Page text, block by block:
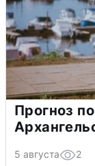
Прогноз
5 августа 2